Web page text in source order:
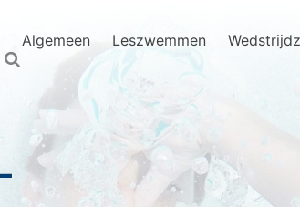
Algemeen Leszwemmen